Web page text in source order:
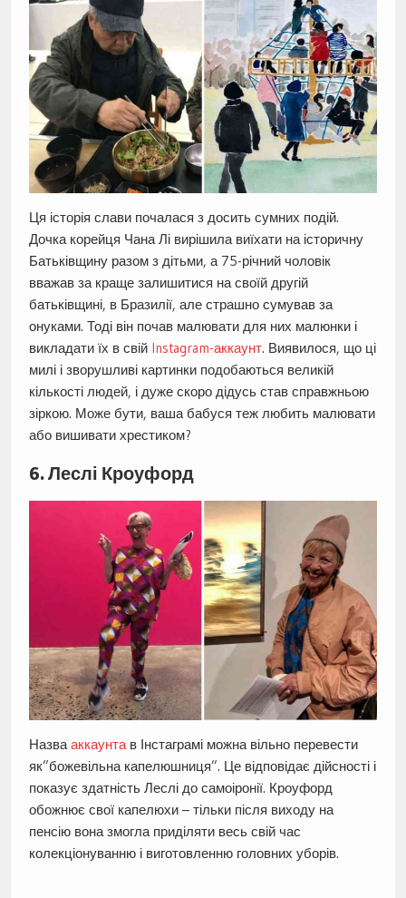
Ця історія слави почалася з досить сумних подій.
Дочка корейця Чана Лі вирішила виїхати на історичну
Батьківщину разом з дітьми, а 75-річний чоловік
вважав за краще залишитися на своїй другій
батьківщині, в Бразилії, але страшно сумував за
онуками. Тоді він почав малювати для них малюнки і
викладати їх в свій Instagram-аккаунт. Виявилося, що ці
милі і зворушливі картинки подобаються великій
кількості людей, і дуже скоро дідусь став справжньою
зіркою. Може бути, ваша бабуся теж любить малювати
або вишивати хрестиком?
6. Леслі Кроуфорд
Назвааккаунтав Інстаграмі можна вільно перевести
як”божевільна капелюшниця”. Це відповідає дійсності і
показує здатність Леслі до самоіронії. Кроуфорд
обожнює свої капелюхи – тільки після виходу на
пенсію вона змогла приділяти весь свій час
колекціонуванню і виготовленню головних уборів.